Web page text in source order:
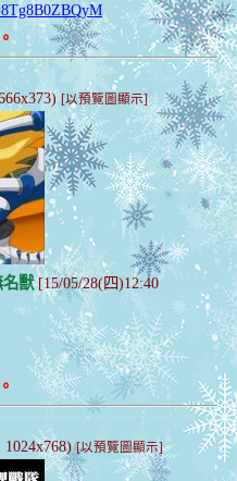
[以預覽圖顯示]
名獸[15/05/28(四)12:40
1024x768)[以預覽圖顯示]